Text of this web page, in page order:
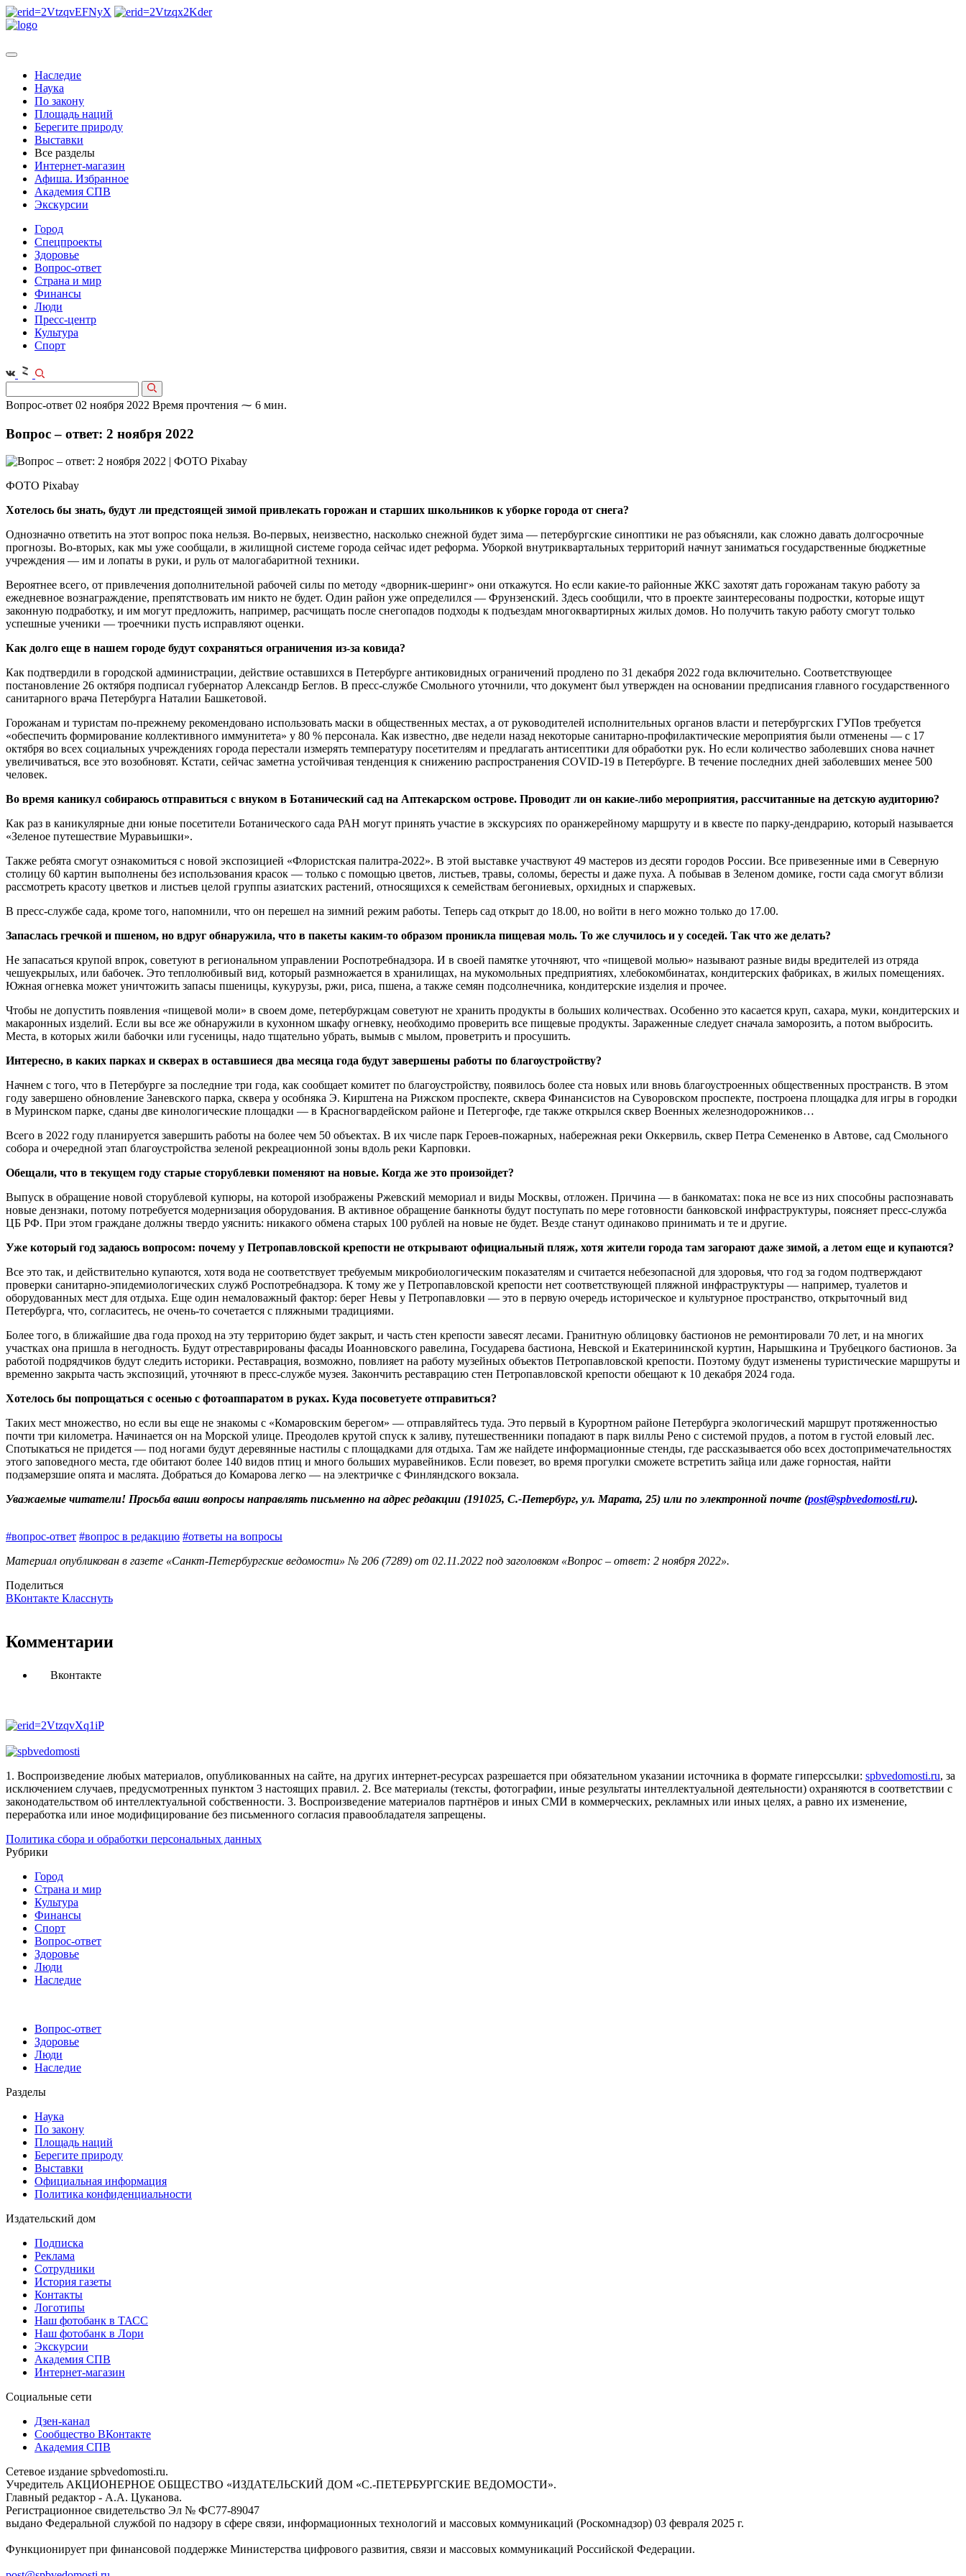
Наследие
Наука
По закону
Площадь наций
Берегите природу
Выставки
Все разделы
Интернет-магазин
Афиша. Избранное
Академия СПВ
Экскурсии
Город
Спецпроекты
Здоровье
Вопрос-ответ
Страна и мир
Финансы
Люди
Пресс-центр
Культура
Спорт
Вопрос-ответ 02 ноября 2022 Время прочтения ⁓ 6 мин.
Вопрос – ответ: 2 ноября 2022
ФОТО Pixabay
Хотелось бы знать, будут ли предстоящей зимой привлекать горожан и старших школьников к уборке города от снега?
Однозначно ответить на этот вопрос пока нельзя. Во-первых, неизвестно, насколько снежной будет зима — петербургские синоптики не раз объясняли, как сложно давать долгосрочные
прогнозы. Во-вторых, как мы уже сообщали, в жилищной системе города сейчас идет реформа. Уборкой внутриквартальных территорий начнут заниматься государственные бюджетные
учреждения — им и лопаты в руки, и руль от малогабаритной техники.
Вероятнее всего, от привлечения дополнительной рабочей силы по методу «дворник-шеринг» они откажутся. Но если какие‑то районные ЖКС захотят дать горожанам такую работу за
ежедневное вознаграждение, препятствовать им никто не будет. Один район уже определился — Фрунзенский. Здесь сообщили, что в проекте заинтересованы подростки, которые ищут
законную подработку, и им могут предложить, например, расчищать после снегопадов подходы к подъездам многоквартирных жилых домов. Но получить такую работу смогут только
успешные ученики — троечники пусть исправляют оценки.
Как долго еще в нашем городе будут сохраняться ограничения из‑за ковида?
Как подтвердили в городской администрации, действие оставшихся в Петербурге антиковидных ограничений продлено по 31 декабря 2022 года включительно. Соответствующее
постановление 26 октяб­ря подписал губернатор Александр Беглов. В пресс-службе Смольного уточнили, что документ был утвержден на основании предписания главного государственного
санитарного врача Петербурга Наталии Башкетовой.
Горожанам и туристам по‑прежнему рекомендовано использовать маски в общественных местах, а от руководителей исполнительных органов власти и петербургских ГУПов требуется
«обеспечить формирование коллективного иммунитета» у 80 % персонала. Как известно, две недели назад некоторые санитарно-профилактические мероприятия были отменены — с 17
октября во всех социальных учреждениях города перестали измерять температуру посетителям и предлагать антисептики для обработки рук. Но если количество заболевших снова начнет
увеличиваться, все это возобновят. Кстати, сейчас заметна устойчивая тенденция к снижению распространения COVID-19 в Петербурге. В течение последних дней заболевших менее 500
человек.
Во время каникул собираюсь отправиться с внуком в Ботанический сад на Аптекарском острове. Проводит ли он какие‑либо мероприятия, рассчитанные на детскую аудиторию?
Как раз в каникулярные дни юные посетители Ботанического сада РАН могут принять участие в экскурсиях по оранжерейному маршруту и в квесте по парку-дендрарию, который называется
«Зеленое путешест­вие Муравьишки».
Также ребята смогут ознакомиться с новой экспозицией «Флористская палитра-2022». В этой выставке участвуют 49 мастеров из десяти городов России. Все привезенные ими в Северную
столицу 60 картин выполнены без использования красок — только с помощью цветов, листьев, травы, соломы, бересты и даже пуха. А побывав в Зеленом домике, гости сада смогут вблизи
рассмотреть красоту цветков и ­листьев целой группы азиатских растений, относящихся к семействам бегониевых, орхидных и спаржевых.
В пресс-службе сада, кроме того, напомнили, что он перешел на зимний режим работы. Теперь сад открыт до 18.00, но войти в него можно только до 17.00.
Запаслась гречкой и пшеном, но вдруг обнаружила, что в пакеты каким‑то образом проникла пищевая моль. То же случилось и у соседей. Так что же делать?
Не запасаться крупой впрок, советуют в региональном управлении ­Роспотребнадзора. И в своей памятке уточняют, что «пищевой молью» называют разные виды вредителей из отряда
чешуекрылых, или бабочек. Это теплолюбивый вид, который размножается в хранилищах, на мукомольных предприятиях, хлебокомбинатах, кондитерских фаб­риках, в жилых помещениях.
Южная огневка может уничтожить запасы пшеницы, кукурузы, ржи, риса, пшена, а также семян подсолнечника, кондитерские изделия и прочее.
Чтобы не допустить появления «пищевой моли» в своем доме, петербуржцам советуют не хранить продукты в больших количествах. Особенно это касается круп, сахара, муки, кондитерских и
макаронных изделий. Если вы все же обнаружили в кухонном шкафу огневку, необходимо проверить все пищевые продукты. Зараженные следует сначала заморозить, а потом выбросить.
Места, в которых жили бабочки или гусеницы, надо тщательно убрать, вымыв с мылом, провет­рить и просушить.
Интересно, в каких парках и скверах в оставшиеся два месяца года будут завершены работы по благоустройству?
Начнем с того, что в Петербурге за последние три года, как сообщает комитет по благоустройству, появилось более ста новых или вновь благоустроенных общественных пространств. В этом
году завершено обновление Заневского парка, сквера у особняка Э. Кирштена на Рижском проспекте, сквера Финансистов на Суворовском проспекте, построена площадка для игры в городки
в Муринском парке, сданы две кинологические площадки — в Красногвардейском районе и Петергофе, где также открылся сквер Военных железнодорожников…
Всего в 2022 году планируется завершить работы на более чем 50 объектах. В их числе парк Героев-пожарных, набережная реки Оккервиль, сквер Петра Семененко в Автове, сад Смольного
собора и очередной этап благоустройства зеленой рекреационной зоны вдоль реки Карповки.
Обещали, что в текущем году старые сторублевки поменяют на новые. Когда же это произойдет?
Выпуск в обращение новой сторублевой купюры, на которой изображены Ржевский мемориал и виды Москвы, отложен. Причина — в банкоматах: пока не все из них способны распознавать
новые дензнаки, потому потребуется модернизация оборудования. В активное обращение банкноты будут поступать по мере готовности банковской инфраструктуры, поясняет пресс-служба
ЦБ РФ. При этом граждане должны твердо уяснить: никакого обмена старых 100 рублей на новые не будет. Везде станут одинаково принимать и те и другие.
Уже который год задаюсь вопросом: почему у Петропавловской крепости не открывают официальный пляж, хотя жители города там загорают даже зимой, а летом еще и купаются?
Все это так, и действительно купаются, хотя вода не соответствует требуемым микробиологическим показателям и считается небезопасной для здоровья, что год за годом подтверждают
проверки санитарно-эпидемиологических служб Роспотребнадзора. К тому же у Петропавловской крепости нет соответствующей пляжной инфраструктуры — например, туалетов и
оборудованных мест для отдыха. Еще один немаловажный фактор: берег Невы у Петропавловки — это в первую очередь историческое и культурное пространство, открыточный вид
Петербурга, что, согласитесь, не очень‑то сочетается с пляжными традициями.
Более того, в ближайшие два года проход на эту территорию будет закрыт, и часть стен крепости завесят лесами. Гранитную облицовку бастионов не ремонтировали 70 лет, и на многих
участках она пришла в негодность. Будут отреставрированы фасады Иоанновского равелина, Государева бастиона, Невской и Екатерининской куртин, Нарышкина и Трубецкого бастионов. За
работой подрядчиков будут следить историки. Реставрация, возможно, повлияет на работу музейных объектов Петропавловской крепости. Поэтому будут изменены туристические маршруты и
временно закрыта часть экспозиций, уточняют в пресс-службе музея. Закончить реставрацию стен Петропавловской крепости обещают к 10 декабря 2024 года.
Хотелось бы попрощаться с осенью с фотоаппаратом в руках. Куда посоветуете отправиться?
Таких мест множество, но если вы еще не знакомы с «Комаровским берегом» — отправляйтесь туда. Это первый в Курортном районе Петербурга экологический маршрут протяженностью
почти три километ­ра. Начинается он на Морской улице. Преодолев крутой спуск к заливу, путешественники попадают в парк виллы Рено с системой прудов, а потом в густой еловый лес.
Спотыкаться не придется — под ногами будут деревянные настилы с площадками для отдыха. Там же найдете информационные стенды, где рассказывается обо всех достопримечательностях
этого заповедного места, где обитают более 140 видов птиц и много больших муравейников. Если повезет, во время прогулки сможете встретить зайца или даже горностая, найти
подзамерзшие опята и маслята. Добраться до Комарова легко — на электричке с Финляндского вокзала.
Уважаемые читатели! Просьба ваши вопросы направлять письменно на адрес редакции (191025, С.‑Петербург, ул. Марата, 25) или по электронной почте (post@spbvedomosti.ru).
#вопрос-ответ #вопрос в редакцию #ответы на вопросы
Материал опубликован в газете «Санкт-Петербургские ведомости» № 206 (7289) от 02.11.2022 под заголовком «Вопрос – ответ: 2 ноября 2022».
Поделиться
ВКонтакте Класснуть
Комментарии
Вконтакте
1. Воспроизведение любых материалов, опубликованных на сайте, на других интернет-ресурсах разрешается при обязательном указании источника в формате гиперссылки: spbvedomosti.ru, за
исключением случаев, предусмотренных пунктом 3 настоящих правил. 2. Все материалы (тексты, фотографии, иные результаты интеллектуальной деятельности) охраняются в соответствии с
законодательством об интеллектуальной собственности. 3. Воспроизведение материалов партнёров и иных СМИ в коммерческих, рекламных или иных целях, а равно их изменение,
переработка или иное модифицирование без письменного согласия правообладателя запрещены.
Политика сбора и обработки персональных данных
Рубрики
Город
Страна и мир
Культура
Финансы
Спорт
Вопрос-ответ
Здоровье
Люди
Наследие
Вопрос-ответ
Здоровье
Люди
Наследие
Разделы
Наука
По закону
Площадь наций
Берегите природу
Выставки
Официальная информация
Политика конфиденциальности
Издательский дом
Подписка
Реклама
Сотрудники
История газеты
Контакты
Логотипы
Наш фотобанк в ТАСС
Наш фотобанк в Лори
Экскурсии
Академия СПВ
Интернет-магазин
Социальные сети
Дзен-канал
Сообщество ВКонтакте
Академия СПВ
Сетевое издание spbvedomosti.ru.
Учредитель АКЦИОНЕРНОЕ ОБЩЕСТВО «ИЗДАТЕЛЬСКИЙ ДОМ «С.-ПЕТЕРБУРГСКИЕ ВЕДОМОСТИ».
Главный редактор - А.А. Цуканова.
Регистрационное свидетельство Эл № ФС77-89047
выдано Федеральной службой по надзору в сфере связи, информационных технологий и массовых коммуникаций (Роскомнадзор) 03 февраля 2025 г.
Функционирует при финансовой поддержке Министерства цифрового развития, связи и массовых коммуникаций Российской Федерации.